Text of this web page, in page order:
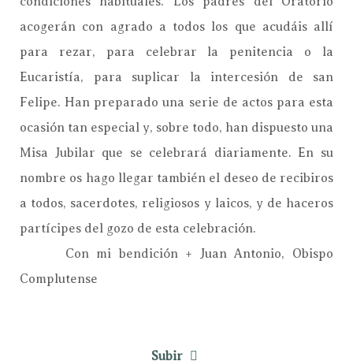
acogerán con agrado a todos los que acudáis allí
para rezar, para celebrar la penitencia o la
Eucaristía, para suplicar la intercesión de san
Felipe. Han preparado una serie de actos para esta
ocasión tan especial y, sobre todo, han dispuesto una
Misa Jubilar que se celebrará diariamente. En su
nombre os hago llegar también el deseo de recibiros
a todos, sacerdotes, religiosos y laicos, y de haceros
partícipes del gozo de esta celebración.
Con mi bendición + Juan Antonio, Obispo
Complutense
Subir